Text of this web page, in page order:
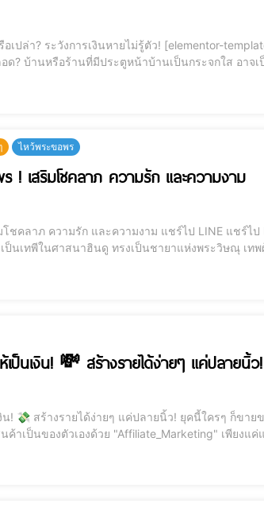
template id="12184"] คุณเคยรู้สึกไหมคะว่า ทำงาน
ด? บ้านหรือร้านที่มีประตูหน้าบ้านเป็นกระจกใส อา
ไหว้พระขอพร
! เสริมโชคลาภ ความรัก และความงาม
ร์ไป LINE แชร์ไป LINE [elementor-template id="12184"]
ป็นเทพีในศาสนาฮินดู ทรงเป็นชายาแห่งพระวิษณุ เท
เป็นเงิน! 💸 สร้างรายได้ง่ายๆ แค่ปลายนิ้ว!
ยนิ้ว! ยุคนี้ใครๆ ก็ขายของออนไลน์! แต่รู้หรือไม่ว่าคุณสามารถสร้าง
ค้าเป็นของตัวเองด้วย "Affiliate_Marketing" เพียง